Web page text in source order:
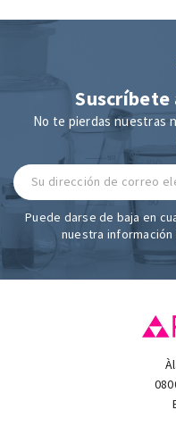
No te pierdas nuestras
Puede darse de baja en
nuestra